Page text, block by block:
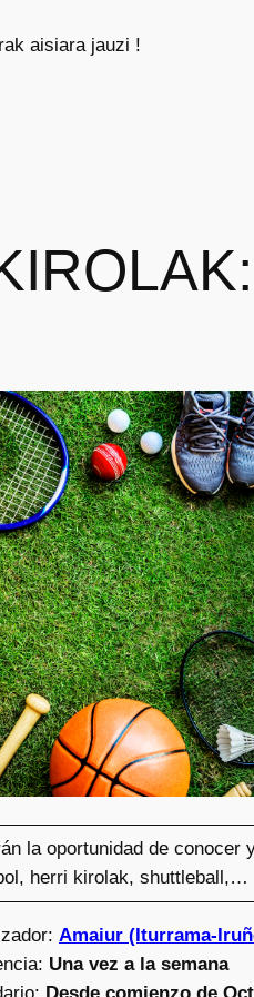
aisiara jauzi !
la oportunidad de
herri kirolak, shuttleball,…
Amaiur (Iturrama-
Una vez a la semana
Desde comienzo de